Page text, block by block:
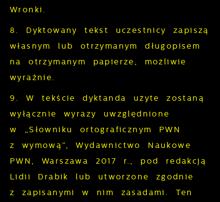
Wronki.
8. Dyktowany tekst uczestnicy zapiszą
własnym lub otrzymanym długopisem
na otrzymanym papierze, możliwie
wyraźnie.
9. W tekście dyktanda użyte zostaną
wyłącznie wyrazy uwzględnione
w „Słowniku ortograficznym PWN
z wymową”, Wydawnictwo Naukowe
PWN, Warszawa 2017 r., pod redakcją
Lidii Drabik lub utworzone zgodnie
z zapisanymi w nim zasadami. Ten